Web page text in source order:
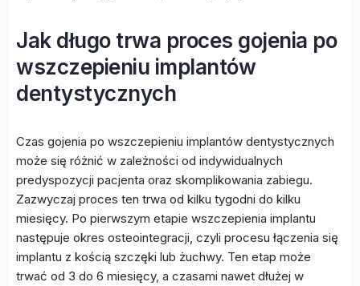
Jak długo trwa proces gojenia po
wszczepieniu implantów
dentystycznych
Czas gojenia po wszczepieniu implantów dentystycznych
może się różnić w zależności od indywidualnych
predyspozycji pacjenta oraz skomplikowania zabiegu.
Zazwyczaj proces ten trwa od kilku tygodni do kilku
miesięcy. Po pierwszym etapie wszczepienia implantu
następuje okres osteointegracji, czyli procesu łączenia się
implantu z kością szczęki lub żuchwy. Ten etap może
trwać od 3 do 6 miesięcy, a czasami nawet dłużej w